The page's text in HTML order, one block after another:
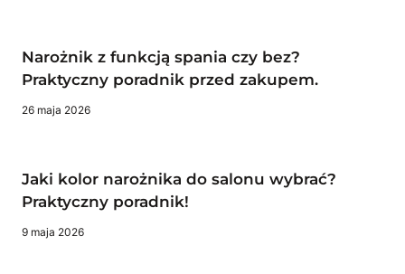
Narożnik z funkcją spania czy bez?
Praktyczny poradnik przed zakupem.
26 maja 2026
Jaki kolor narożnika do salonu wybrać?
Praktyczny poradnik!
9 maja 2026